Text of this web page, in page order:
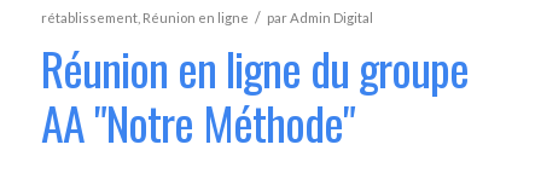
rétablissement, Réunion en ligne / parAdmin Digital
Réunion en ligne du groupe
AA "Notre Méthode"